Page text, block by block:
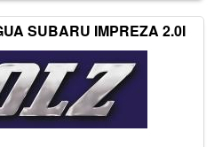
SUBARU IMPREZA 2.0I